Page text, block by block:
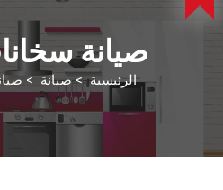
صيانة
الرئيسية>صيانة>